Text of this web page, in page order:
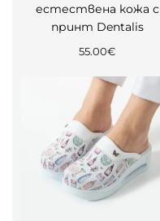
естествена кожа с
принт Dentalis
55.00€